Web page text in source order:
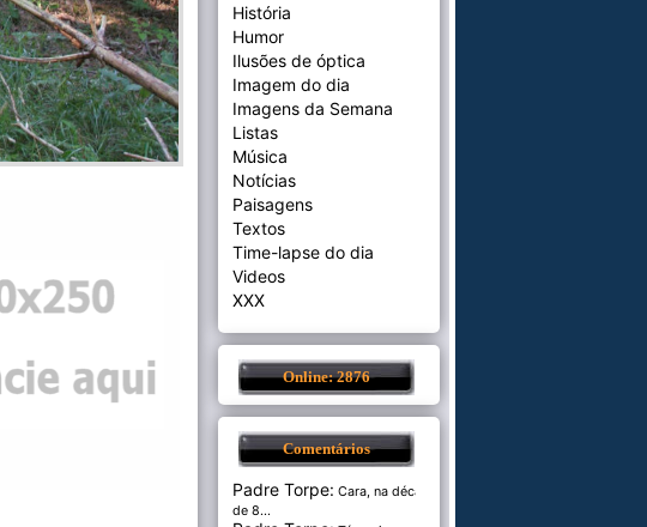
História
Humor
Ilusões de óptica
Imagem do dia
Imagens da Semana
Listas
Música
Notícias
Paisagens
Textos
Time-lapse do dia
Videos
XXX
Online: 2876
Comentários
Padre Torpe: Cara, na década
de 8...